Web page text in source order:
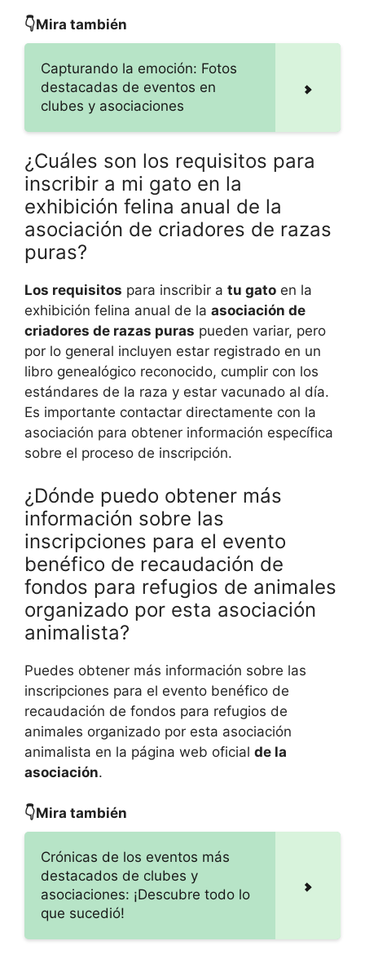
👇Mira también
Capturando la emoción: Fotos
destacadas de eventos en
clubes y asociaciones
¿Cuáles son los requisitos para
inscribir a mi gato en la
exhibición felina anual de la
asociación de criadores de razas
puras?
Los requisitos para inscribir a tu gato en la
exhibición felina anual de la asociación de
criadores de razas puras pueden variar, pero
por lo general incluyen estar registrado en un
libro genealógico reconocido, cumplir con los
estándares de la raza y estar vacunado al día.
Es importante contactar directamente con la
asociación para obtener información específica
sobre el proceso de inscripción.
¿Dónde puedo obtener más
información sobre las
inscripciones para el evento
benéfico de recaudación de
fondos para refugios de animales
organizado por esta asociación
animalista?
Puedes obtener más información sobre las
inscripciones para el evento benéfico de
recaudación de fondos para refugios de
animales organizado por esta asociación
animalista en la página web oficial de la
asociación.
👇Mira también
Crónicas de los eventos más
destacados de clubes y
asociaciones: ¡Descubre todo lo
que sucedió!